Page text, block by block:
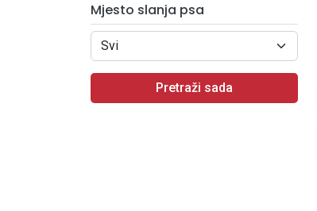
Mjesto slanja psa
Pretraži sada